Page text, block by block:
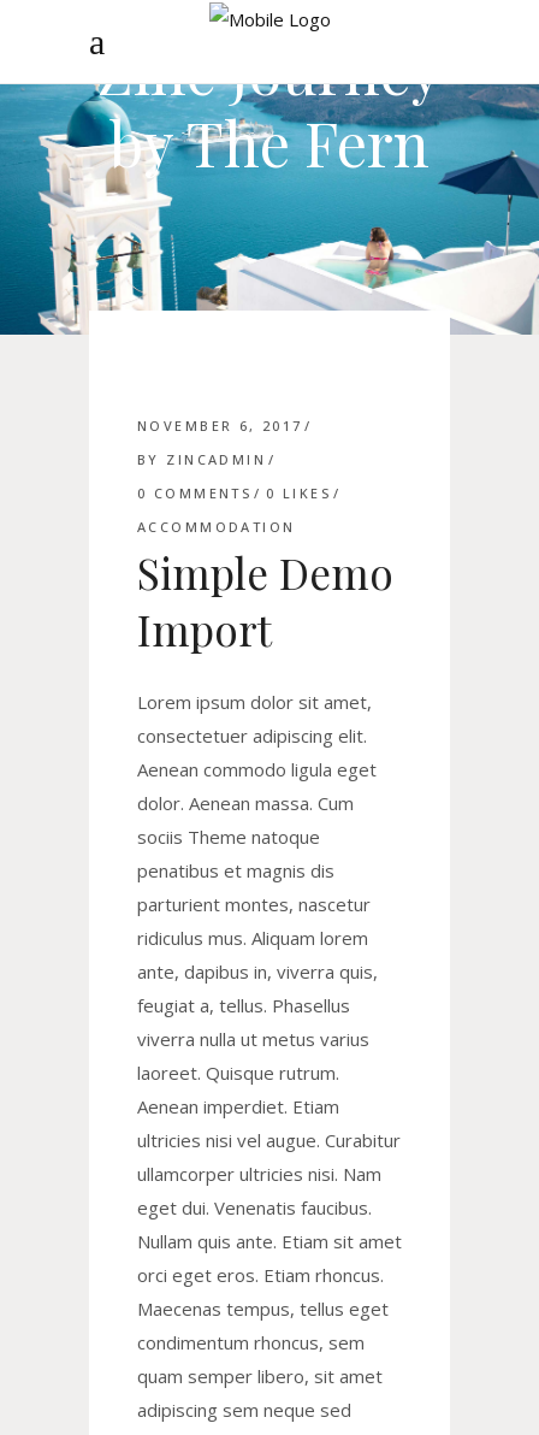
Zinc Journey
by The Fern
NOVEMBER 6, 2017
BY ZINCADMIN
0 COMMENTS
0 LIKES
ACCOMMODATION
Simple Demo
Import
Lorem ipsum dolor sit amet,
consectetuer adipiscing elit.
Aenean commodo ligula eget
dolor. Aenean massa. Cum
sociis Theme natoque
penatibus et magnis dis
parturient montes, nascetur
ridiculus mus. Aliquam lorem
ante, dapibus in, viverra quis,
feugiat a, tellus. Phasellus
viverra nulla ut metus varius
laoreet. Quisque rutrum.
Aenean imperdiet. Etiam
ultricies nisi vel augue. Curabitur
ullamcorper ultricies nisi. Nam
eget dui. Venenatis faucibus.
Nullam quis ante. Etiam sit amet
orci eget eros. Etiam rhoncus.
Maecenas tempus, tellus eget
condimentum rhoncus, sem
quam semper libero, sit amet
adipiscing sem neque sed